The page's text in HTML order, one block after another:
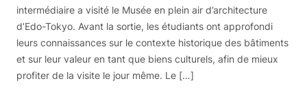
intermédiaire a visité le Musée en plein air d’architecture
d’Edo-Tokyo. Avant la sortie, les étudiants ont approfondi
leurs connaissances sur le contexte historique des bâtiments
et sur leur valeur en tant que biens culturels, afin de mieux
profiter de la visite le jour même. Le […]